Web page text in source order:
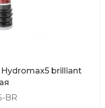
brilliant
BR